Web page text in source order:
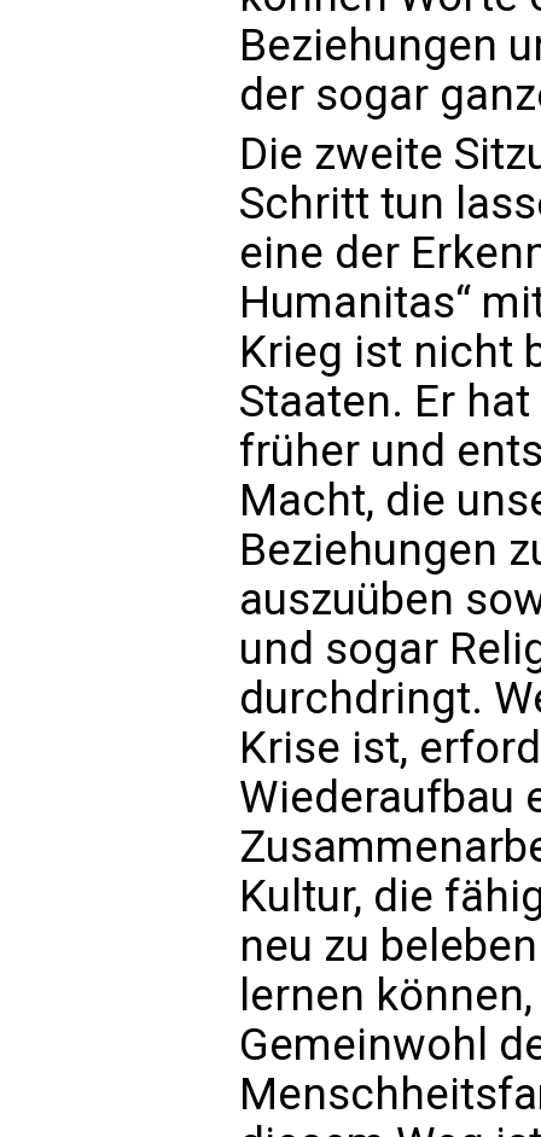
Beziehungen
der sogar
Die zweite
Schritt tun
eine der
Humanitas“
Krieg ist nicht
Staaten. Er
früher und
Macht, die
Beziehungen
auszuüben
und sogar
durchdringt.
Krise ist,
Wiederaufbau
Kultur, die
neu zu
lernen
Gemeinwohl